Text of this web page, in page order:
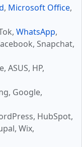
, Microsoft Office,
WhatsApp,
Snapchat,
ASUS, HP,
Google,
HubSpot,
Wix,